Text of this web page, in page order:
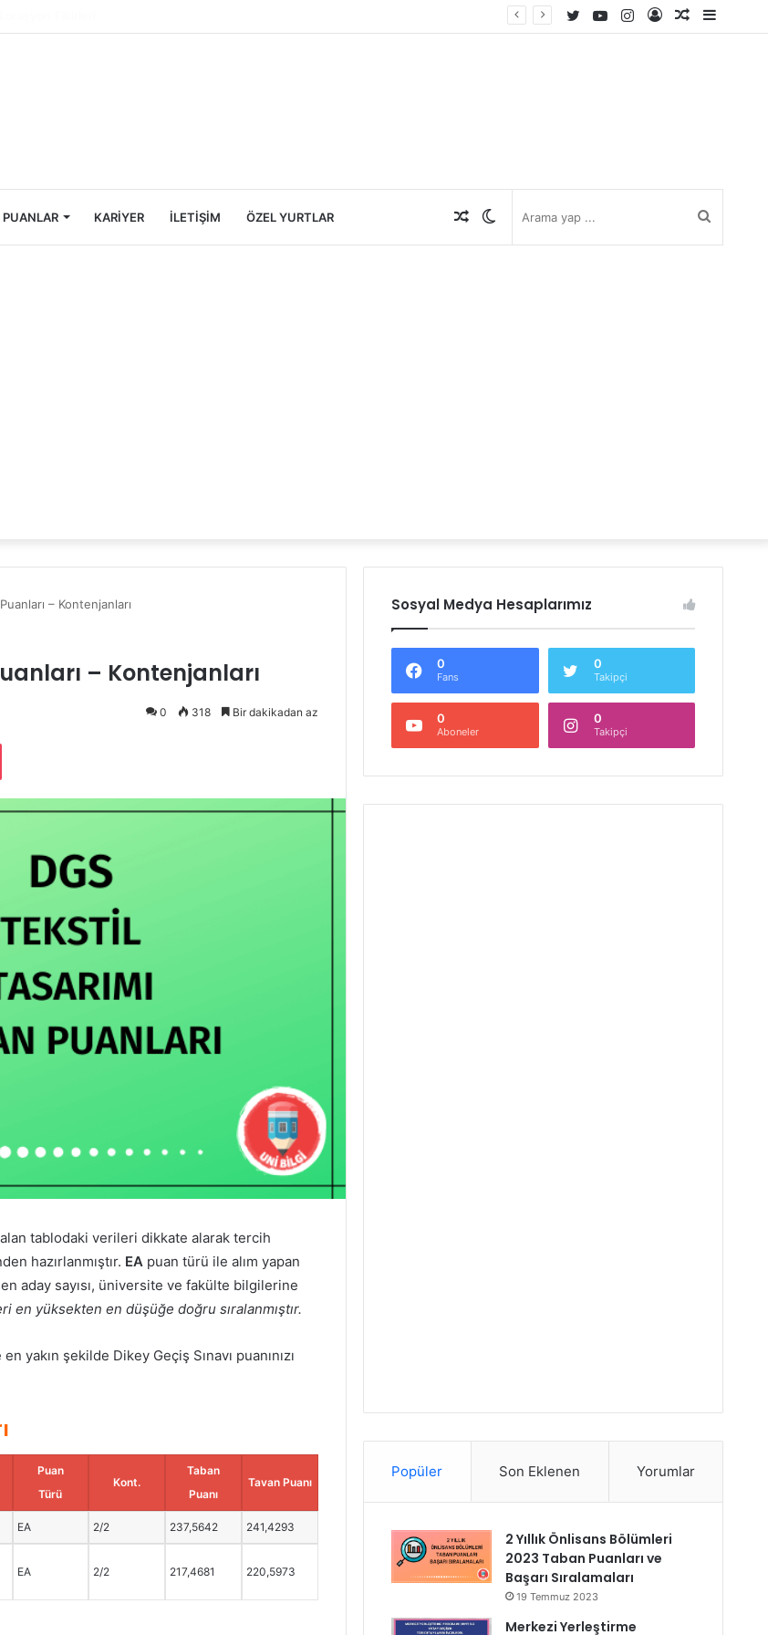
Rastgele
Kayıt
Instagram
YouTube
Twitter
KARIYER İLETIŞIM ÖZEL YURTLAR Rastgele
– Kontenjanları
– Kontenjanları
0 318 Bir dakikadan az
Pocket
alan tablodaki verileri dikkate alarak tercih
hazırlanmıştır. EApuan türü ile alım yapan
aday sayısı, üniversite ve fakülte bilgilerine
en yüksekten en düşüğe doğru sıralanmıştır.
yakın şekilde Dikey Geçiş Sınavı puanınızı
Puan
Türü
Kont.
Taban
Puanı
Tavan Puanı
EA 2/2 237,5642 241,4293
EA 2/2 217,4681 220,5973
Sosyal Medya Hesaplarımız
0
Fans
0
Takipçi
0
Aboneler
0
Takipçi
Popüler Son Eklenen Yorumlar
2 Yıllık Önlisans Bölümleri
2023 Taban Puanları ve
Başarı Sıralamaları
19 Temmuz 2023
Merkezi Yerleştirme